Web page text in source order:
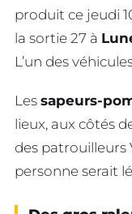
produit ce jeudi
la sortie 27 à
L’un des
Les sapeurs-
lieux, aux côtés
des patrouilleurs
personne serait